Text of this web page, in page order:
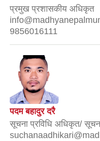
प्रमुख प्रशासकीय अधिकृत
9856016111
पदम बहादुर दरै
सूचना प्रविधि अधिकृत/